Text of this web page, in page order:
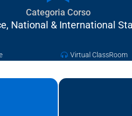
Categoria Corso
, National & International
Virtual ClassRoom